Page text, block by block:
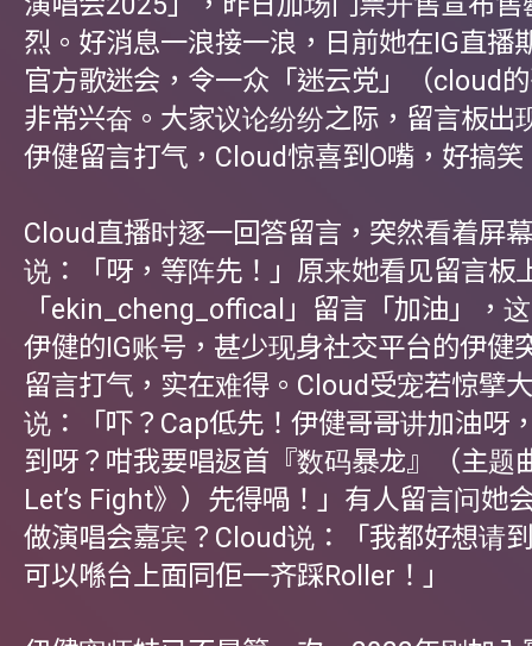
烈。好消息一浪接一浪，日前她在IG直播
官方歌迷会，令一众「迷云党」（cloud
非常兴奋。大家议论纷纷之际，留言板出
伊健留言打气，Cloud惊喜到O嘴，好搞笑
Cloud直播时逐一回答留言，突然看着屏
说：「呀，等阵先！」原来她看见留言板
「ekin_cheng_offical」留言「加油」，
伊健的IG账号，甚少现身社交平台的伊健
留言打气，实在难得。Cloud受宠若惊擘
说：「吓？Cap低先！伊健哥哥讲加油呀
到呀？咁我要唱返首『数码暴龙』（主题
Let’s Fight》）先得喎！」有人留言问她
做演唱会嘉宾？Cloud说：「我都好想请
可以喺台上面同佢一齐踩Roller！」